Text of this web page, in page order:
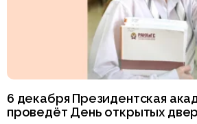
6 декабря Президентская
проведёт День открытых